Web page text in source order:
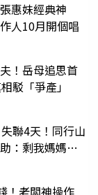
惠妹經典神
人10月開個唱
！岳母追思首
駁「爭產」
聯4天！同行山
：剩我媽媽還